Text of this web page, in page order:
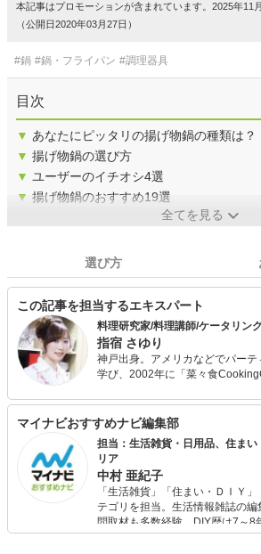
本記事はプロモーションが含まれています。2025年11
（公開日2020年03月27日）
#鍋 #鍋・フライパン #調理器具
目次
▼ あなたにピッタリの揚げ物鍋の種類は？
▼ 揚げ物鍋の選び方
▼ ユーザーのイチオシ4選
▼ 揚げ物鍋のおすすめ19選
全てを見る
選び方
この記事を担当するエキスパート
料理研究家/料理講師/ケータリン
指宿 さゆり
神戸出身。アメリカなどでパー
学び、2002年に「菜々食
ジナルレシピ開発を行う「レシ
料理部門の代表として、料理動画
ップ企画レシピ、連載レシピコン
ー開発などに従事。また、大の蕎
関するグループも運営中。
マイナビおすすめナビ編集部
担当：生活雑貨・日用品、住ま
リア
中村 亜紀子
「生活雑貨」「住まい・ＤＩＹ
テゴリを担当。生活情報雑誌の
問取材も多数経験。DIY歴は7～8
りや壁紙チェンジなどもチャレ